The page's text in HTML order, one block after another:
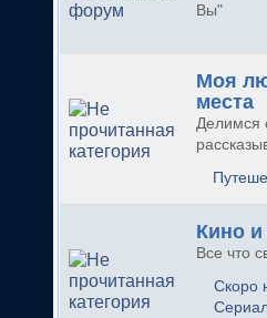
Вы"
Моя
места
Делимся
Кино
Все что
Скоро